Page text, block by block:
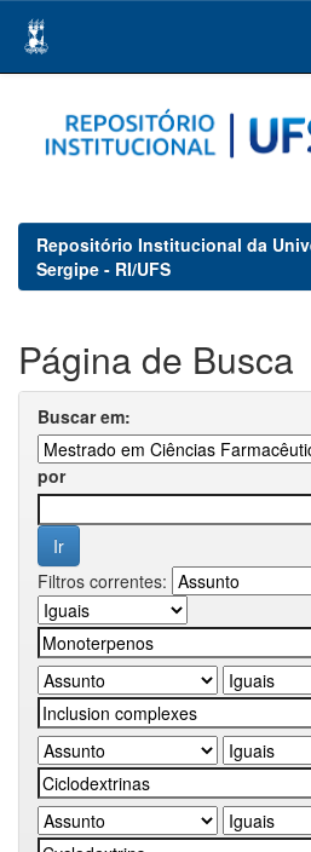
navigation
Repositório Institucional da
Sergipe - RI/UFS
Página de Busca
Buscar em:
por
Filtros correntes: